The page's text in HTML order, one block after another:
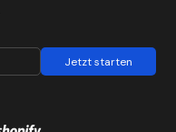
Jetzt starten